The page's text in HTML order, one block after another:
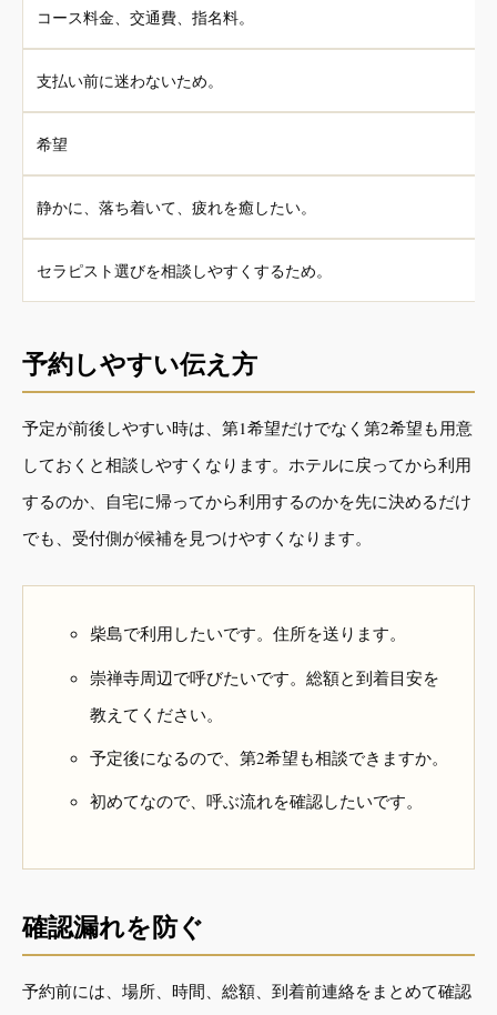
コース料金、交通費、指名料。
支払い前に迷わないため。
希望
静かに、落ち着いて、疲れを癒したい。
セラピスト選びを相談しやすくするため。
予約しやすい伝え方
予定が前後しやすい時は、第1希望だけでなく第2希望も用意
しておくと相談しやすくなります。ホテルに戻ってから利用
するのか、自宅に帰ってから利用するのかを先に決めるだけ
でも、受付側が候補を見つけやすくなります。
柴島で利用したいです。住所を送ります。
崇禅寺周辺で呼びたいです。総額と到着目安を
教えてください。
予定後になるので、第2希望も相談できますか。
初めてなので、呼ぶ流れを確認したいです。
確認漏れを防ぐ
予約前には、場所、時間、総額、到着前連絡をまとめて確認